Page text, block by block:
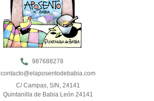
987688278
contacto@elaposentodebabia.com
C/ Campas, S/N, 24141
Quintanilla de Babia León 24141